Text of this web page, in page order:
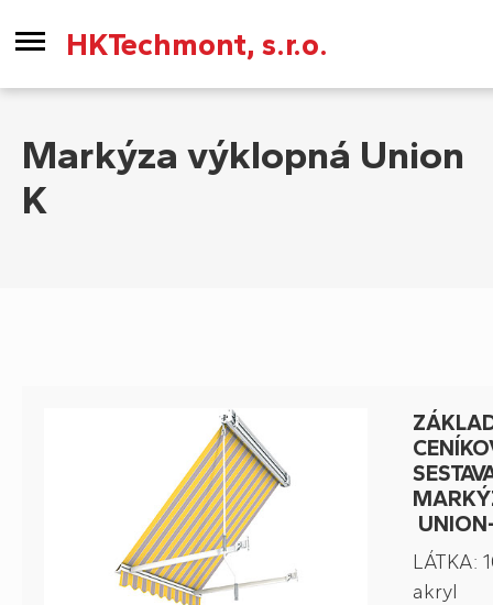
HKTechmont, s.r.o.
Markýza výklopná Union
K
LÁTKA:
akryl